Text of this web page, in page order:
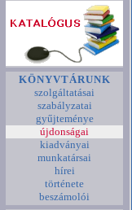
KÖNYVTÁRUNK
szolgáltatásai
szabályzatai
gyűjteménye
újdonságai
kiadványai
munkatársai
hírei
története
beszámolói